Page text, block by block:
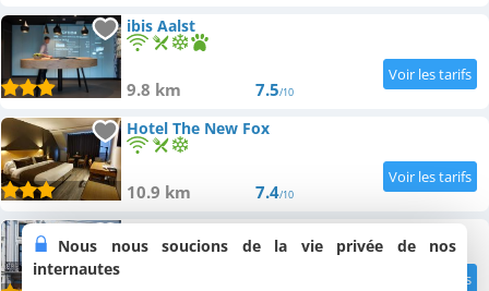
ibis Aalst
9.8 km 7.5/10
Hotel The New Fox
10.9 km 7.4/10
Hotel Royal Astrid
Nous nous soucions de la vie privée de nos
internautes